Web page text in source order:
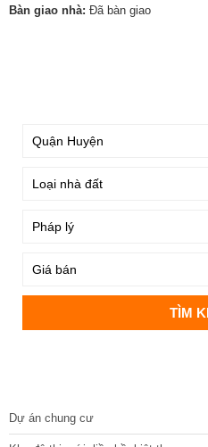
Bàn giao nhà: Đã bàn giao
Dự án chung cư